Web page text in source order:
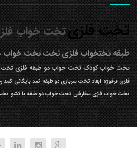
تخت فلزیتخت خواب
طبقه تختخواب فلزیتختتخت خواب
تخت خواب کودک تخت خواب دو طبقه فلزی تخت
فلزی فرفوژه ابعاد تخت سربازی دو طبقه کمد بایگانی کمد
تخت خواب فلزی سفارشی تخت خواب دو طبقه با کشو